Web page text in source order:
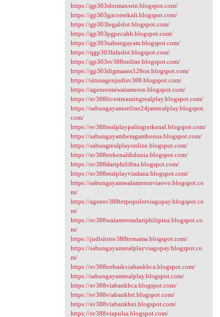
https://gp303slotmaxwin.blogspot.com/
https://gp303gacorsekali.blogspot.com/
https://gp303legalslot.blogspot.com/
https://gp303pgpecahh.blogspot.com/
https://gp303sabungayam.blogspot.com/
https://qgp303fafaslot.blogspot.com/
https://gp303sv388online.blogspot.com/
https://gp303digmaans128on.blogspot.com/
https://situsagenjudisv388.blogspot.com/
https://agenresmiwalameron.blogspot.com/
https://sv388livestreamingrealplay.blogspot.com/
https://sabungayamonline24jamrealplay.blogspot.
com/
https://sv388realplaypalingterkenal.blogspot.com/
https://sabungayamberagambonus.blogspot.com/
https://sabungrealplayonline.blogspot.com/
https://sv388terkenaldidunia.blogspot.com/
https://sv388dariphilifina.blogspot.com/
https://sv388realplayviadana.blogspot.com/
https://sabungayamwalameronviaovo.blogspot.co
m/
https://agensv388terpopulerviagopay.blogspot.co
m/
https://sv388walamerondariphilipina.blogspot.co
m/
https://judislotsv388ternama.blogspot.com/
https://sabungayamrealplayviagopay.blogspot.co
m/
https://sv388terbaikviabankbca.blogspot.com/
https://sabungayamrealplay.blogspot.com/
https://sv388viabankbca.blogspot.com/
https://sv388viabankbri.blogspot.com/
https://sv388viabankbni.blogspot.com/
https://sv388viapulsa.blogspot.com/